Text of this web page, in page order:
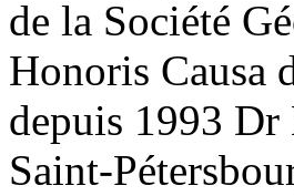
de la Société
Honoris Causa
depuis 1993 Dr
Saint-